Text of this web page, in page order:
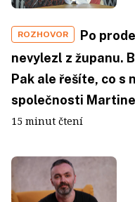
ROZHOVOR
Po
nevylezl z županu.
Pak ale řešíte, co s
společnosti
15 minut čtení